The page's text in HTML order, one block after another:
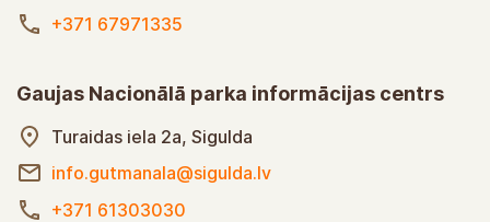
+371 67971335
Gaujas Nacionālā parka informācijas centrs
Turaidas iela 2a, Sigulda
info.gutmanala@sigulda.lv
+371 61303030